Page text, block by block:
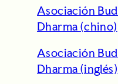
Asociación
Dharma (chino)
Asociación
Dharma (inglés)